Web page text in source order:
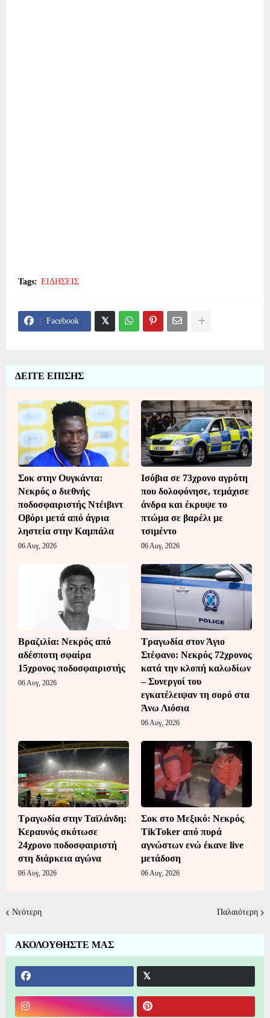
Tags: ΕΙΔΗΣΕΙΣ
Facebook
ΔΕΙΤΕ ΕΠΙΣΗΣ
Σοκ στην Ουγκάντα:
Νεκρός ο διεθνής
ποδοσφαιριστής Ντέιβιντ
Οβόρι μετά από άγρια
ληστεία στην Καμπάλα
06 Αυγ, 2026
Ισόβια σε 73χρονο αγρότη
που δολοφόνησε, τεμάχισε
άνδρα και έκρυψε το
πτώμα σε βαρέλι με
τσιμέντο
06 Αυγ, 2026
Βραζιλία: Νεκρός από
αδέσποτη σφαίρα
15χρονος ποδοσφαιριστής
06 Αυγ, 2026
Τραγωδία στον Άγιο
Στέφανο: Νεκρός 72χρονος
κατά την κλοπή καλωδίων
– Συνεργοί του
εγκατέλειψαν τη σορό στα
Άνω Λιόσια
06 Αυγ, 2026
Τραγωδία στην Ταϊλάνδη:
Κεραυνός σκότωσε
24χρονο ποδοσφαιριστή
στη διάρκεια αγώνα
06 Αυγ, 2026
Σοκ στο Μεξικό: Νεκρός
TikToker από πυρά
αγνώστων ενώ έκανε live
μετάδοση
06 Αυγ, 2026
Νεότερη Παλαιότερη
ΑΚΟΛΟΥΘΗΣΤΕ ΜΑΣ